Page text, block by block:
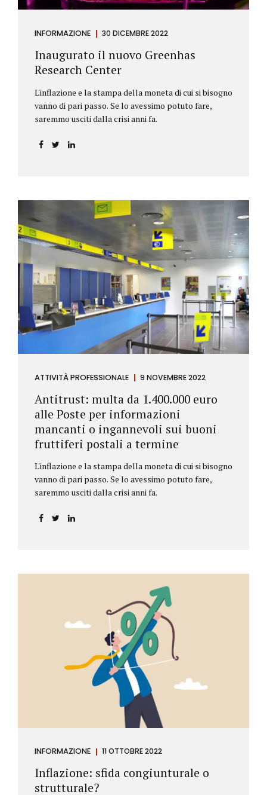
INFORMAZIONE 30 DICEMBRE 2022
Inaugurato il nuovo Greenhas
Research Center
L'inflazione e la stampa della moneta di cui si bisogno
vanno di pari passo. Se lo avessimo potuto fare,
saremmo usciti dalla crisi anni fa.
ATTIVITÀ PROFESSIONALE 9 NOVEMBRE 2022
Antitrust: multa da 1.400.000 euro
alle Poste per informazioni
mancanti o ingannevoli sui buoni
fruttiferi postali a termine
L'inflazione e la stampa della moneta di cui si bisogno
vanno di pari passo. Se lo avessimo potuto fare,
saremmo usciti dalla crisi anni fa.
INFORMAZIONE 11 OTTOBRE 2022
Inflazione: sfida congiunturale o
strutturale?